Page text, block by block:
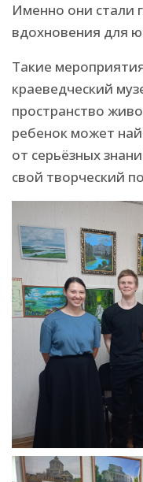
Именно они стали
вдохновения для
Такие
краеведческий
пространство
ребенок может
от серьёзных
свой творческий